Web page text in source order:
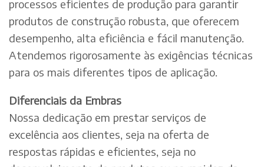
processos eficientes de produção para garantir
produtos de construção robusta, que oferecem
desempenho, alta eficiência e fácil manutenção.
Atendemos rigorosamente às exigências técnicas
para os mais diferentes tipos de aplicação.
Diferenciais da Embras
Nossa dedicação em prestar serviços de
excelência aos clientes, seja na oferta de
respostas rápidas e eficientes, seja no